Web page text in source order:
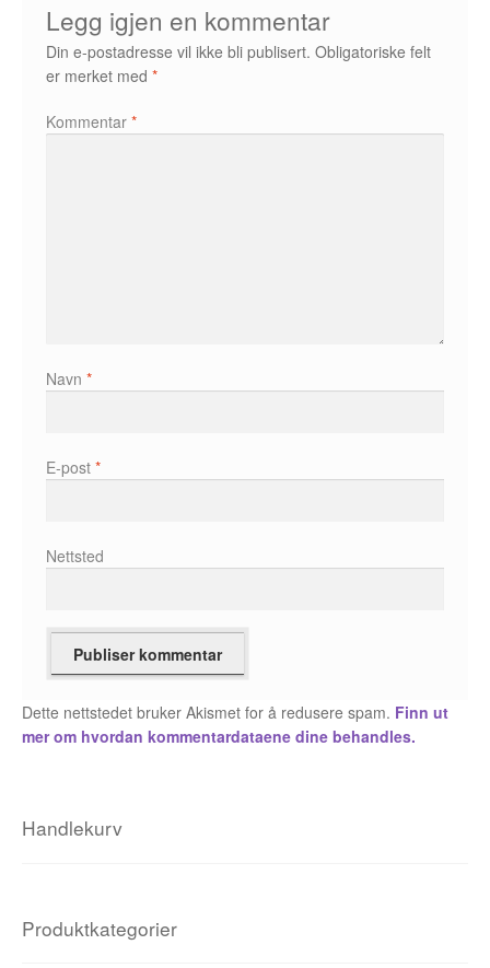
Álvaro Nofuentes
Øyvind Lauvdahl
Duplex
Fedor Sapegin
Håvard S. Johansen
Legg igjen en kommentar
Din e-postadresse vil ikke bli publisert. Obligatoriske felt
er merket med*
Kommentar*
Navn*
E-post*
Nettsted
Dette nettstedet bruker Akismet for å redusere spam. Finn ut
mer om hvordan kommentardataene dine behandles.
Handlekurv
Produktkategorier